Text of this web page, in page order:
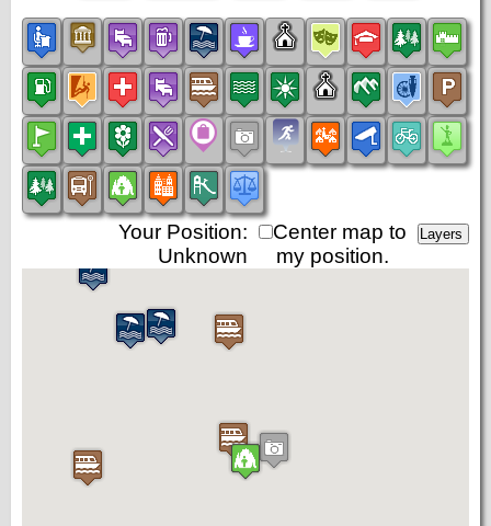
Center map to
my position.
Your Position:
Unknown